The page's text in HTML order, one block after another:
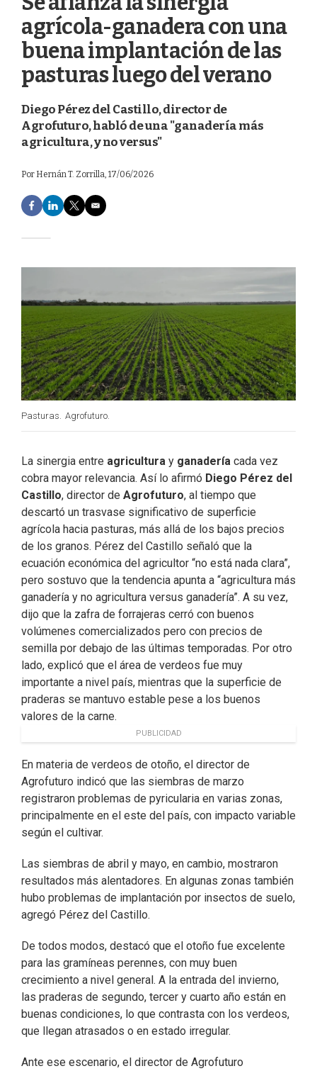
agrícola-ganadera con una
buena implantación de las
pasturas luego del verano
Diego Pérez del Castillo, director de
Agrofuturo, habló de una "ganadería más
agricultura, y no versus"
Por Hernán T. Zorrilla, 17/06/2026
F
a
e
o
k
L
i
d
n
T
w
e
E
m
Pasturas. Agrofuturo.
La sinergia entre agricultura y ganadería cada vez
cobra mayor relevancia. Así lo afirmó Diego Pérez del
Castillo, director de Agrofuturo, al tiempo que
descartó un trasvase significativo de superficie
agrícola hacia pasturas, más allá de los bajos precios
de los granos. Pérez del Castillo señaló que la
ecuación económica del agricultor “no está nada clara”,
pero sostuvo que la tendencia apunta a “agricultura más
ganadería y no agricultura versus ganadería”. A su vez,
dijo que la zafra de forrajeras cerró con buenos
volúmenes comercializados pero con precios de
semilla por debajo de las últimas temporadas. Por otro
lado, explicó que el área de verdeos fue muy
importante a nivel país, mientras que la superficie de
praderas se mantuvo estable pese a los buenos
valores de la carne.
PUBLICIDAD
En materia de verdeos de otoño, el director de
Agrofuturo indicó que las siembras de marzo
registraron problemas de pyricularia en varias zonas,
principalmente en el este del país, con impacto variable
según el cultivar.
Las siembras de abril y mayo, en cambio, mostraron
resultados más alentadores. En algunas zonas también
hubo problemas de implantación por insectos de suelo,
agregó Pérez del Castillo.
De todos modos, destacó que el otoño fue excelente
para las gramíneas perennes, con muy buen
crecimiento a nivel general. A la entrada del invierno,
las praderas de segundo, tercer y cuarto año están en
buenas condiciones, lo que contrasta con los verdeos,
que llegan atrasados o en estado irregular.
Ante ese escenario, el director de Agrofuturo